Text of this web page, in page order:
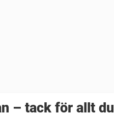
– tack för allt du